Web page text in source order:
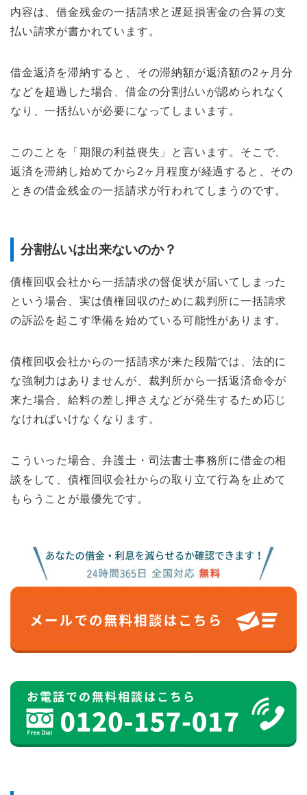
内容は、借金残金の一括請求と遅延損害金の合算の支
払い請求が書かれています。
借金返済を滞納すると、その滞納額が返済額の2ヶ月分
などを超過した場合、借金の分割払いが認められなく
なり、一括払いが必要になってしまいます。
このことを「期限の利益喪失」と言います。そこで、
返済を滞納し始めてから2ヶ月程度が経過すると、その
ときの借金残金の一括請求が行われてしまうのです。
分割払いは出来ないのか？
債権回収会社から一括請求の督促状が届いてしまった
という場合、実は債権回収のために裁判所に一括請求
の訴訟を起こす準備を始めている可能性があります。
債権回収会社からの一括請求が来た段階では、法的に
な強制力はありませんが、裁判所から一括返済命令が
来た場合、給料の差し押さえなどが発生するため応じ
なければいけなくなります。
こういった場合、弁護士・司法書士事務所に借金の相
談をして、債権回収会社からの取り立て行為を止めて
もらうことが最優先です。